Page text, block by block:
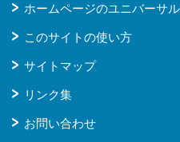
ホームページのユニバーサ
このサイトの使い方
サイトマップ
リンク集
お問い合わせ